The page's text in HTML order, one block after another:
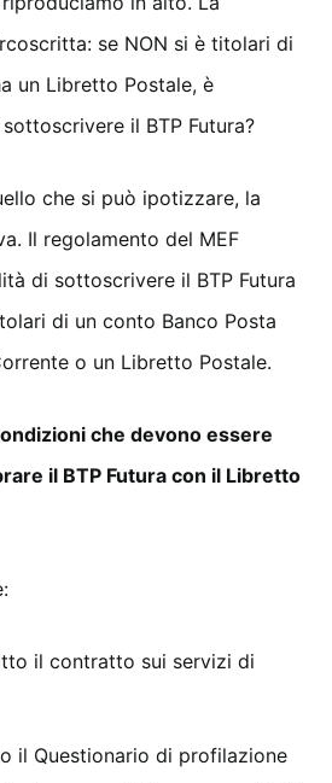
se NON si è titolari di
un Libretto Postale, è
il BTP Futura?
che si può ipotizzare, la
Il regolamento del MEF
di sottoscrivere il BTP Futura
di un conto Banco Posta
o un Libretto Postale.
che devono essere
il BTP Futura con il Libretto
il contratto sui servizi di
il Questionario di profilazione